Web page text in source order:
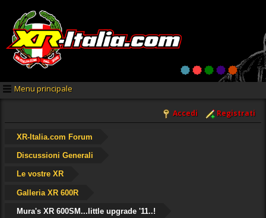
Menu principale
Accedi Registrati
XR-Italia.com Forum
Discussioni Generali
Le vostre XR
Galleria XR 600R
Mura's XR 600SM...little upgrade '11..!